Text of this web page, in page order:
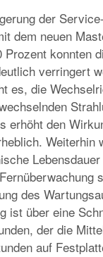
der
dem neuen
Prozent konnten
verringert
es, die
erhöht den
Weiterhin
des
ist über eine
der die
auf